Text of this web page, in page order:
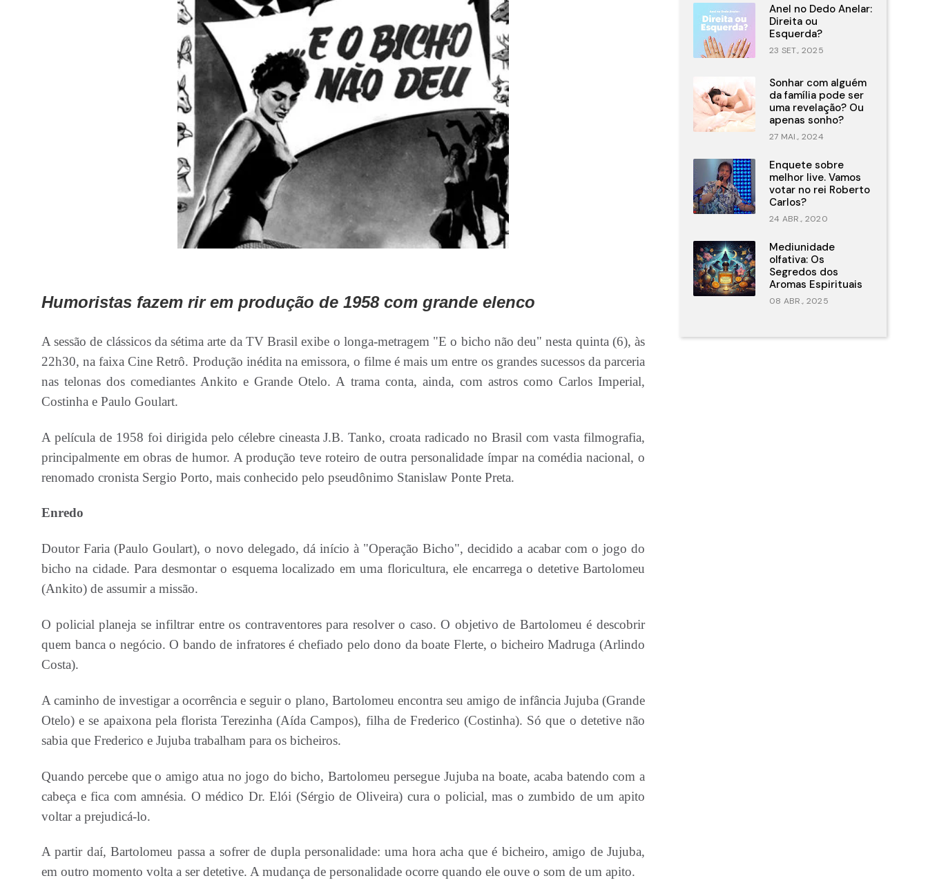
Humoristas fazem rir em produção de 1958 com grande elenco
A sessão de clássicos da sétima arte da TV Brasil exibe o longa-metragem "E o bicho não deu" nesta quinta (6), às
22h30, na faixa Cine Retrô. Produção inédita na emissora, o filme é mais um entre os grandes sucessos da parceria
nas telonas dos comediantes Ankito e Grande Otelo. A trama conta, ainda, com astros como Carlos Imperial,
Costinha e Paulo Goulart.
A película de 1958 foi dirigida pelo célebre cineasta J.B. Tanko, croata radicado no Brasil com vasta filmografia,
principalmente em obras de humor. A produção teve roteiro de outra personalidade ímpar na comédia nacional, o
renomado cronista Sergio Porto, mais conhecido pelo pseudônimo Stanislaw Ponte Preta.
Enredo
Doutor Faria (Paulo Goulart), o novo delegado, dá início à "Operação Bicho", decidido a acabar com o jogo do
bicho na cidade. Para desmontar o esquema localizado em uma floricultura, ele encarrega o detetive Bartolomeu
(Ankito) de assumir a missão.
O policial planeja se infiltrar entre os contraventores para resolver o caso. O objetivo de Bartolomeu é descobrir
quem banca o negócio. O bando de infratores é chefiado pelo dono da boate Flerte, o bicheiro Madruga (Arlindo
Costa).
A caminho de investigar a ocorrência e seguir o plano, Bartolomeu encontra seu amigo de infância Jujuba (Grande
Otelo) e se apaixona pela florista Terezinha (Aída Campos), filha de Frederico (Costinha). Só que o detetive não
sabia que Frederico e Jujuba trabalham para os bicheiros.
Quando percebe que o amigo atua no jogo do bicho, Bartolomeu persegue Jujuba na boate, acaba batendo com a
cabeça e fica com amnésia. O médico Dr. Elói (Sérgio de Oliveira) cura o policial, mas o zumbido de um apito
voltar a prejudicá-lo.
A partir daí, Bartolomeu passa a sofrer de dupla personalidade: uma hora acha que é bicheiro, amigo de Jujuba,
em outro momento volta a ser detetive. A mudança de personalidade ocorre quando ele ouve o som de um apito.
Anel no Dedo Anelar:
Direita ou
Esquerda?
23 SET., 2025
Sonhar com alguém
da família pode ser
uma revelação? Ou
apenas sonho?
27 MAI., 2024
Enquete sobre
melhor live. Vamos
votar no rei Roberto
Carlos?
24 ABR., 2020
Mediunidade
olfativa: Os
Segredos dos
Aromas Espirituais
08 ABR., 2025